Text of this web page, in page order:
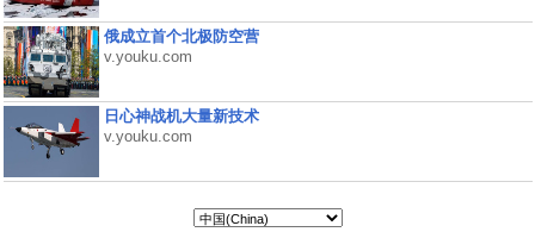
俄成立首个北极防空营
v.youku.com
日心神战机大量新技术
v.youku.com